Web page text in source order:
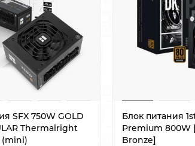
SFX 750W GOLD
Thermalright
(mini)
Блок питания
Premium 800W
Bronze]